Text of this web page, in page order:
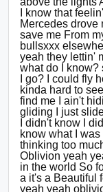
I know that
Mercedes drove
save me From
bullsxxx
yeah they lettin'
what do I know?
I go? I could fly
kinda hard to
find me I ain't
gliding I just
I didn't know I
know what I
thinking too
Oblivion yeah
in the world So
a it's a Beautiful
yeah yeah